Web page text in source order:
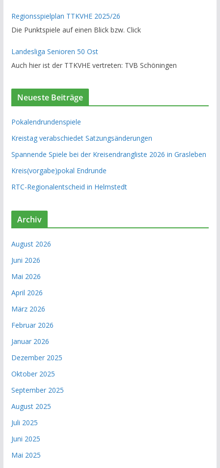
Regionsspielplan TTKVHE 2025/26
Die Punktspiele auf einen Blick bzw. Click
Landesliga Senioren 50 Ost
Auch hier ist der TTKVHE vertreten: TVB Schöningen
Neueste Beiträge
Pokalendrundenspiele
Kreistag verabschiedet Satzungsänderungen
Spannende Spiele bei der Kreisendrangliste 2026 in Grasleben
Kreis(vorgabe)pokal Endrunde
RTC-Regionalentscheid in Helmstedt
Archiv
August 2026
Juni 2026
Mai 2026
April 2026
März 2026
Februar 2026
Januar 2026
Dezember 2025
Oktober 2025
September 2025
August 2025
Juli 2025
Juni 2025
Mai 2025